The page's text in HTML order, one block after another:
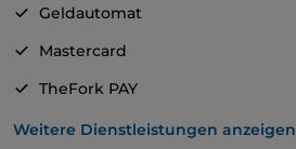
Geldautomat
Mastercard
TheFork PAY
UnionPay über TheFork PAY
Weitere Dienstleistungen anzeigen